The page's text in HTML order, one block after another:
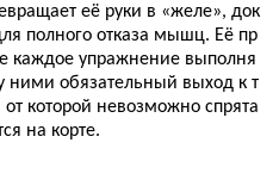
её руки в «желе», док
полного отказа мышц. Её пр
каждое упражнение выполня
ними обязательный выход к т
от которой невозможно спрята
на корте.